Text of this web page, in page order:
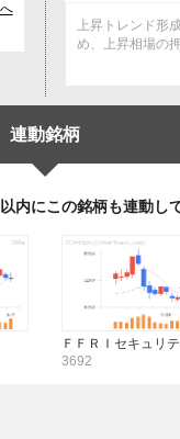
上昇トレンド形
め、上昇相場の
連動銘柄
内にこの銘柄も連動し
ＦＦＲＩセキュリ
3692